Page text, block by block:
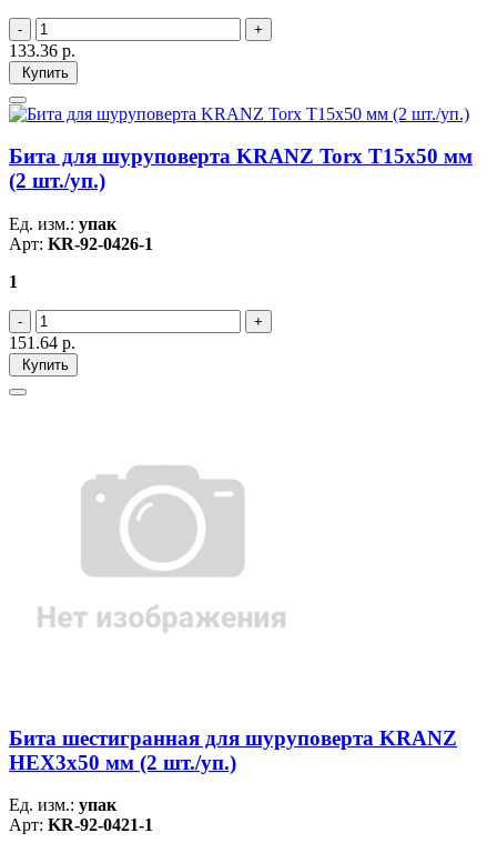
133.36 р.
Купить
Бита для шуруповерта KRANZ Torx T15х50 мм
(2 шт./уп.)
Ед. изм.: упак
Арт: KR-92-0426-1
1
151.64 р.
Купить
Бита шестигранная для шуруповерта KRANZ
HEX3х50 мм (2 шт./уп.)
Ед. изм.: упак
Арт: KR-92-0421-1